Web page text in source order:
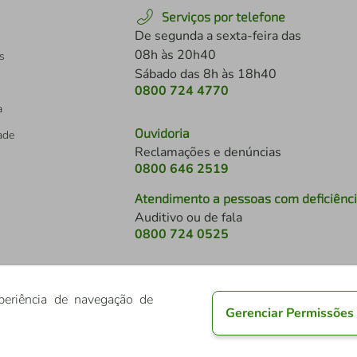
Serviços por telefone
De segunda a sexta-feira das
08h às 20h40
Sábado das 8h às 18h40
0800 724 4770
Ouvidoria
Reclamações e denúncias
0800 646 2519
Atendimento a pessoas com
Auditivo ou de fala
0800 724 0525
de navegação de
Gerenciar